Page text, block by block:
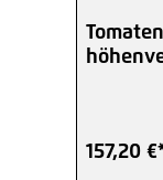
157,20